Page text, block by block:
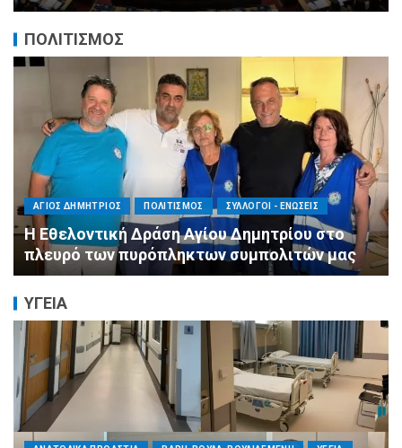
ΠΟΛΙΤΙΣΜΟΣ
ΠΕΡΙΦΕΡΕΙΕΣ ΠΟΛΙΤΙΣΜΟΣ ΣΥΛΛΟΓΟΙ - ΕΝΩΣΕΙΣ
Η Αντιπεριφερειάρχης Εθελοντισμού Ευγενία
Μπαρμπαγιάννη στα πυρόπληκτα βουνά της
Αττικής: «Μεγάλη η ζημιά, τεράστια η
μεγαλοψυχία των Ελλήνων»
ΥΓΕΙΑ